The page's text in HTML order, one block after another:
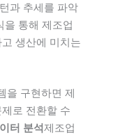
과 추세를 파악
을 통해 제조업
생산에 미치는
을 구현하면 제
로 전환할 수
터 분석제조업